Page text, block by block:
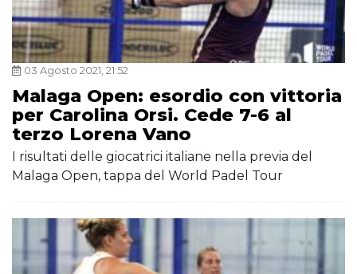
03 Agosto 2021, 21:52
Malaga Open: esordio con vittoria
per Carolina Orsi. Cede 7-6 al
terzo Lorena Vano
I risultati delle giocatrici italiane nella previa del
Malaga Open, tappa del World Padel Tour